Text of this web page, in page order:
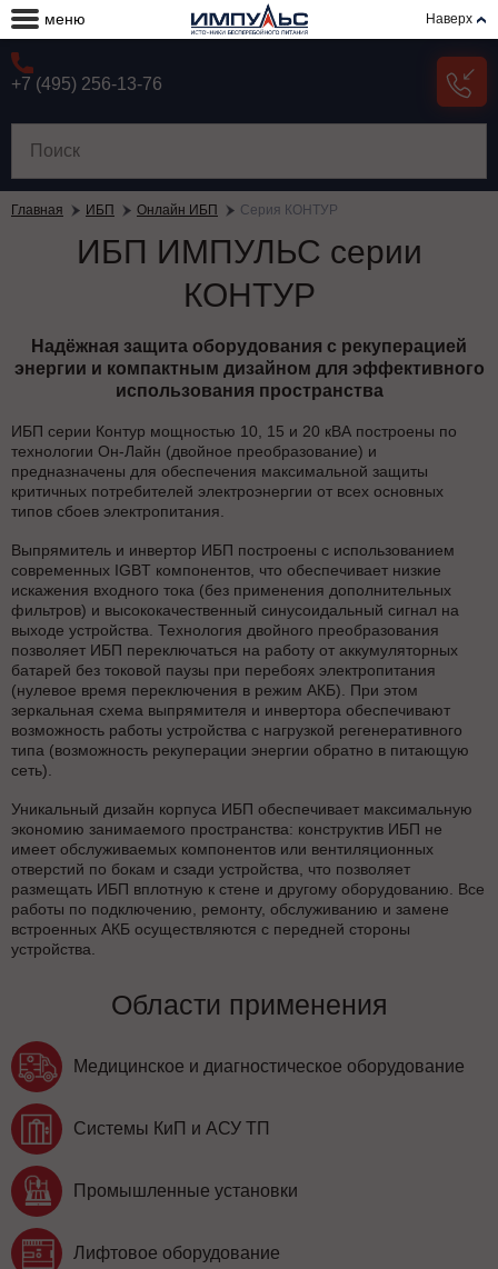
меню Наверх
+7 (495) 256-13-76
Главная ИБП Онлайн ИБП Серия КОНТУР
ИБП ИМПУЛЬС серии
КОНТУР
Надёжная защита оборудования с рекуперацией
энергии и компактным дизайном для эффективного
использования пространства
ИБП серии Контур мощностью 10, 15 и 20 кВА построены по
технологии Он-Лайн (двойное преобразование) и
предназначены для обеспечения максимальной защиты
критичных потребителей электроэнергии от всех основных
типов сбоев электропитания.
Выпрямитель и инвертор ИБП построены с использованием
современных IGBT компонентов, что обеспечивает низкие
искажения входного тока (без применения дополнительных
фильтров) и высококачественный синусоидальный сигнал на
выходе устройства. Технология двойного преобразования
позволяет ИБП переключаться на работу от аккумуляторных
батарей без токовой паузы при перебоях электропитания
(нулевое время переключения в режим АКБ). При этом
зеркальная схема выпрямителя и инвертора обеспечивают
возможность работы устройства с нагрузкой регенеративного
типа (возможность рекуперации энергии обратно в питающую
сеть).
Уникальный дизайн корпуса ИБП обеспечивает максимальную
экономию занимаемого пространства: конструктив ИБП не
имеет обслуживаемых компонентов или вентиляционных
отверстий по бокам и сзади устройства, что позволяет
размещать ИБП вплотную к стене и другому оборудованию. Все
работы по подключению, ремонту, обслуживанию и замене
встроенных АКБ осуществляются с передней стороны
устройства.
Области применения
Медицинское и диагностическое оборудование
Системы КиП и АСУ ТП
Промышленные установки
Лифтовое оборудование